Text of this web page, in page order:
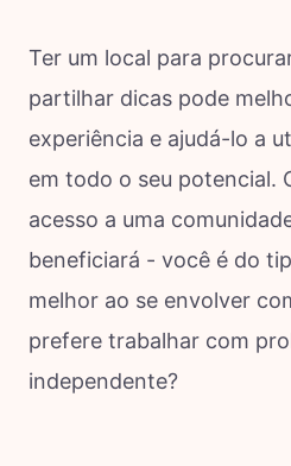
Ter um local para
partilhar dicas pode
experiência e ajudá-lo a
em todo o seu potencial.
acesso a uma
beneficiará - você é do
melhor ao se envolver
prefere trabalhar com
independente?